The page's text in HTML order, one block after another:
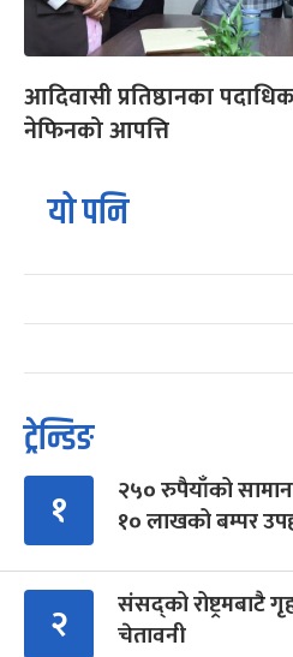
आदिवासी प्रतिष्ठानका
नेफिनको आपत्ति
यो पनि
ट्रेन्डिङ
१
२५० रुपैयाँको
१० लाखको बम्पर
२
संसद्को रोष्ट्रमबाटै
चेतावनी